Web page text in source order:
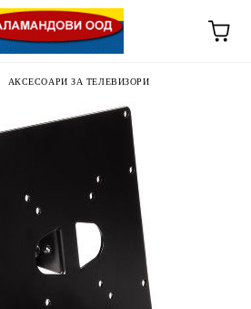
АКСЕСОАРИ ЗА ТЕЛЕВИЗОРИ